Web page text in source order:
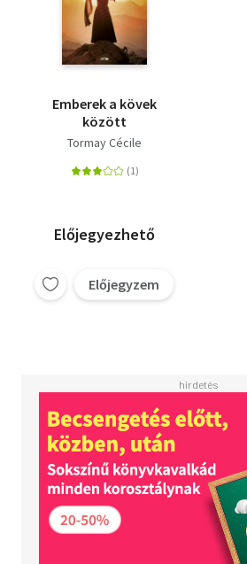
Emberek a kövek
között
Tormay Cécile
Előjegyezhető
Előjegyzem